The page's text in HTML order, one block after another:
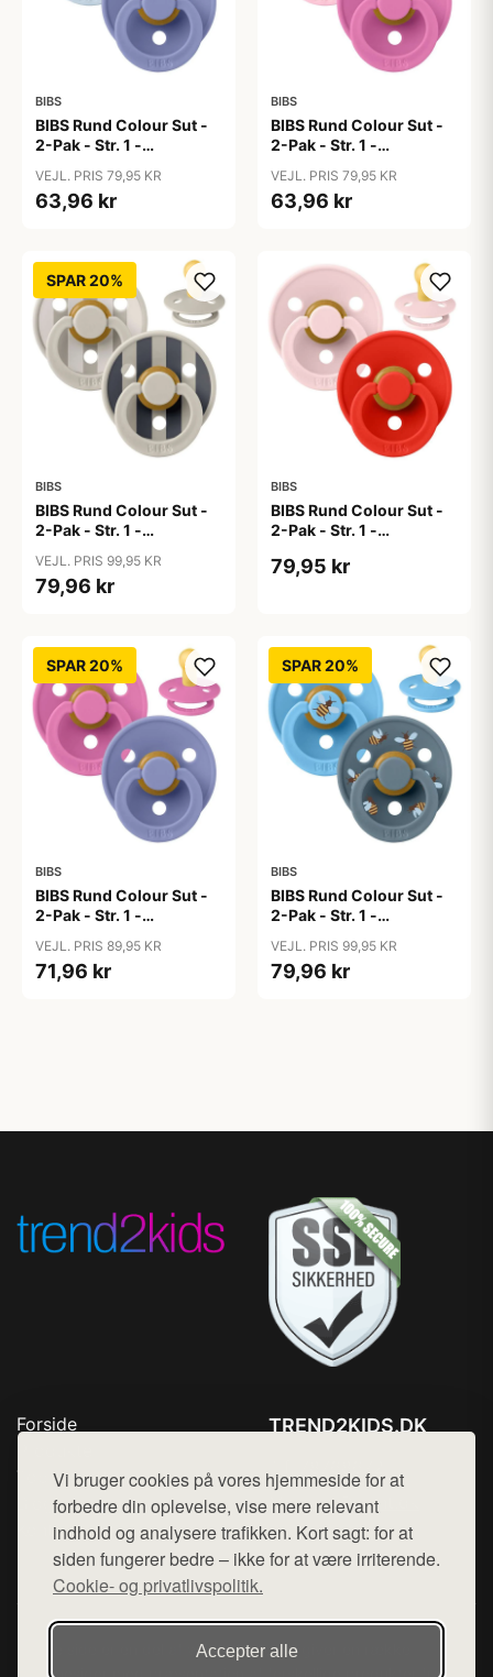
Vi bruger cookies på vores hjemmeside for at
forbedre din oplevelse, vise mere relevant
indhold og analysere trafikken. Kort sagt: for at
siden fungerer bedre – ikke for at være irriterende.
Cookie- og privatlivspolitik.
Accepter alle
BIBS
BIBS Rund Colour Sut -
2-Pak - Str. 1 -
Blue/Peri
VEJL. PRIS 79,95 KR
63,96 kr
BIBS
BIBS Rund Colour Sut -
2-Pak - Str. 1 -
Pink/Bubblegum
VEJL. PRIS 79,95 KR
63,96 kr
SPAR 20%
BIBS
BIBS Rund Colour Sut -
2-Pak - Str. 1 -
Studio - Sand Mix
VEJL. PRIS 99,95 KR
79,96 kr
BIBS
BIBS Rund Colour Sut -
2-Pak - Str. 1 -
Blossom/Candy Apple
79,95 kr
SPAR 20%
BIBS
BIBS Rund Colour Sut -
2-Pak - Str. 1 -
Bubblegum/Peri
VEJL. PRIS 89,95 KR
71,96 kr
SPAR 20%
BIBS
BIBS Rund Colour Sut -
2-Pak - Str. 1 -
Bumblebee Studio -
Breeze Mix
VEJL. PRIS 99,95 KR
79,96 kr
Forside
Top Rabatter
Blog
Kontakt
TREND2KIDS.DK
Mail: hej@want.dk
Cookie- og privatlivspolitik
Denne side er en del af want.dk, der udgiver en række